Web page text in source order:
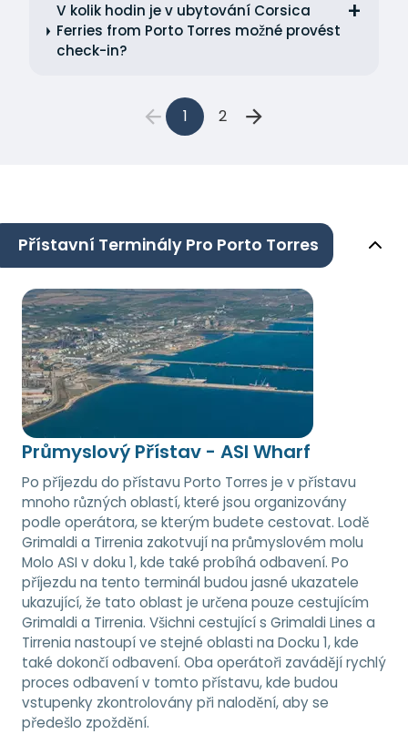
V kolik hodin je v ubytování Corsica
Ferries from Porto Torres možné provést
check-in?
1 2
Přístavní Terminály Pro Porto Torres
Průmyslový Přístav - ASI Wharf
Po příjezdu do přístavu Porto Torres je v přístavu
mnoho různých oblastí, které jsou organizovány
podle operátora, se kterým budete cestovat. Lodě
Grimaldi a Tirrenia zakotvují na průmyslovém molu
Molo ASI v doku 1, kde také probíhá odbavení. Po
příjezdu na tento terminál budou jasné ukazatele
ukazující, že tato oblast je určena pouze cestujícím
Grimaldi a Tirrenia. Všichni cestující s Grimaldi Lines a
Tirrenia nastoupí ve stejné oblasti na Docku 1, kde
také dokončí odbavení. Oba operátoři zavádějí rychlý
proces odbavení v tomto přístavu, kde budou
vstupenky zkontrolovány při nalodění, aby se
předešlo zpoždění.